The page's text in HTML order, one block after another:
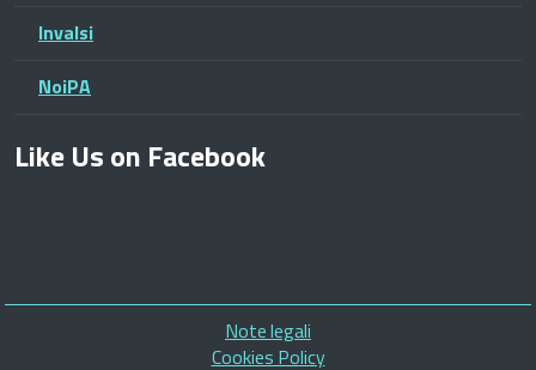
Invalsi
NoiPA
Like Us on Facebook
Piè
Note legali
Cookies Policy